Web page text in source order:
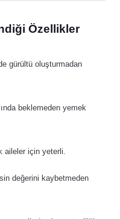
Özellikler
gürültü oluşturmadan
beklemeden yemek
aileler için yeterli.
değerini kaybetmeden